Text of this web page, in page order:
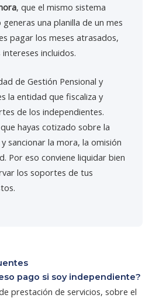
, que el mismo sistema
una planilla de un mes
pagar los meses atrasados,
incluidos.
de Gestión Pensional y
la entidad que fiscaliza y
de los independientes.
hayas cotizado sobre la
sancionar la mora, la omisión
Por eso conviene liquidar bien
los soportes de tus
pago si soy independiente?
prestación de servicios, sobre el